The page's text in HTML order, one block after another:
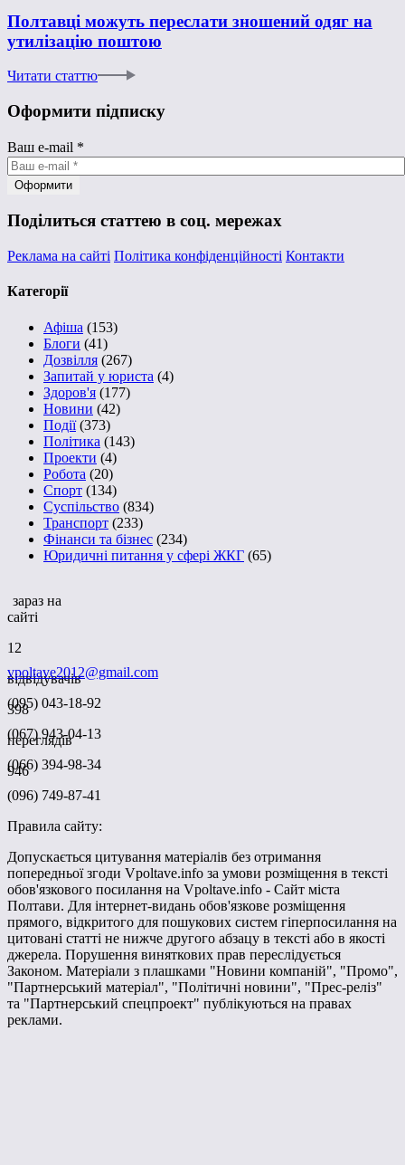
Полтавці можуть переслати зношений одяг на
утилізацію поштою
Читати статтю
Оформити підписку
Ваш e-mail *
Поділиться статтею в соц. мережах
Реклама на сайті Політика конфіденційності Контакти
Категорії
Афіша (153)
Блоги (41)
Дозвілля (267)
Запитай у юриста (4)
Здоров'я (177)
Новини (42)
Події(373)
Політика (143)
Проекти (4)
Робота (20)
Спорт (134)
Суспільство (834)
Транспорт (233)
Фінанси та бізнес (234)
Юридичні питання у сфері ЖКГ (65)
зараз на
сайті
12
відвідувачів
398
переглядів
946
vpoltave2012@gmail.com
(095) 043-18-92
(067) 943-04-13
(066) 394-98-34
(096) 749-87-41
Правила сайту:
Допускається цитування матеріалів без отримання
попередньої згоди Vpoltave.info за умови розміщення в тексті
обов'язкового посилання на Vpoltave.info - Сайт міста
Полтави. Для інтернет-видань обов'язкове розміщення
прямого, відкритого для пошукових систем гіперпосилання на
цитовані статті не нижче другого абзацу в тексті або в якості
джерела. Порушення виняткових прав переслідується
Законом. Матеріали з плашками "Новини компаній", "Промо",
"Партнерський матеріал", "Політичні новини", "Прес-реліз"
та "Партнерський спецпроект" публікуються на правах
реклами.